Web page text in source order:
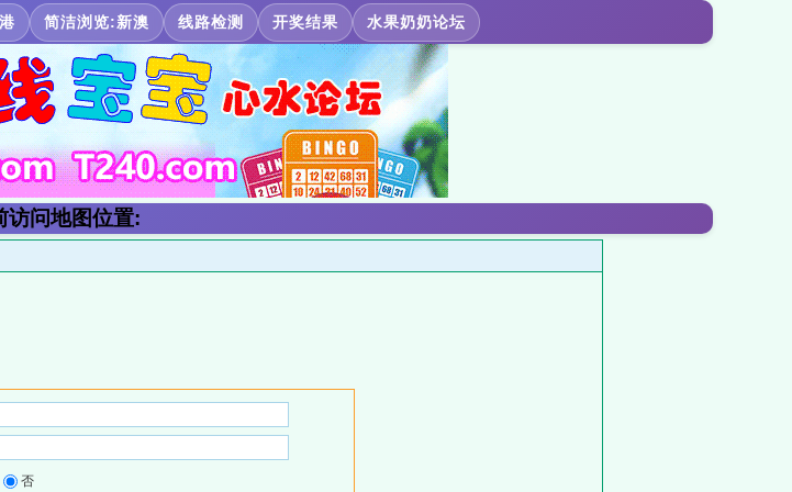
简洁浏览:新澳 线路检测 开奖结果 水果奶奶论坛
访问地图位置:
否